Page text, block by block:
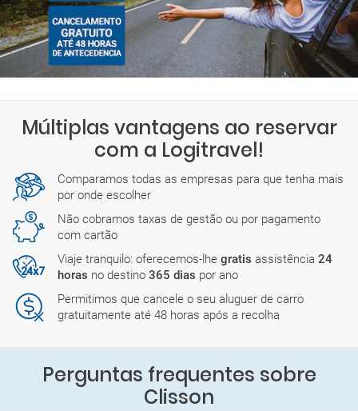
Múltiplas vantagens ao reservar
com a Logitravel!
Comparamos todas as empresas para que tenha mais
por onde escolher
Não cobramos taxas de gestão ou por pagamento
com cartão
Viaje tranquilo: oferecemos-lhe gratis assistência 24
horas no destino 365 dias por ano
Permitimos que cancele o seu aluguer de carro
gratuitamente até 48 horas após a recolha
Perguntas frequentes sobre
Clisson